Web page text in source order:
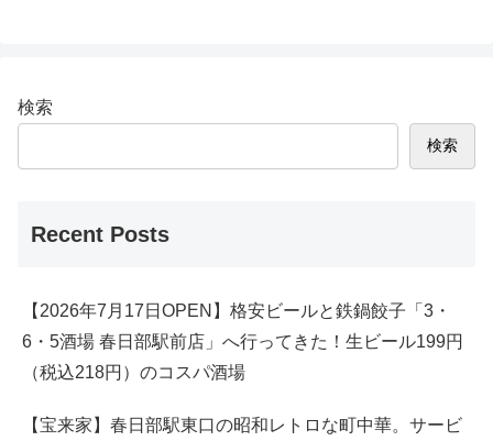
検索
検索
Recent Posts
【2026年7月17日OPEN】格安ビールと鉄鍋餃子「3・
6・5酒場 春日部駅前店」へ行ってきた！生ビール199円
（税込218円）のコスパ酒場
【宝来家】春日部駅東口の昭和レトロな町中華。サービ